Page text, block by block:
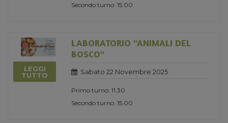
Secondo turno: 15.00
LEGGI
TUTTO
LABORATORIO "ANIMALI DEL
BOSCO"
Sabato 22 Novembre 2025
Primo turno: 11.30
Secondo turno: 15.00